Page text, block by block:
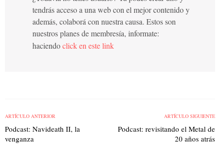
tendrás acceso a una web con el mejor contenido y
además, colaborá con nuestra causa. Estos son
nuestros planes de membresía, informate:
haciendoclick en este link
ARTÍCULO ANTERIOR
Podcast: Navideath II, la
venganza
ARTÍCULO SIGUIENTE
Podcast: revisitando el Metal de
20 años atrás